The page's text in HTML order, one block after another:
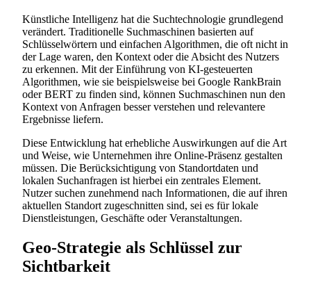
Künstliche Intelligenz hat die Suchtechnologie grundlegend
verändert. Traditionelle Suchmaschinen basierten auf
Schlüsselwörtern und einfachen Algorithmen, die oft nicht in
der Lage waren, den Kontext oder die Absicht des Nutzers
zu erkennen. Mit der Einführung von KI-gesteuerten
Algorithmen, wie sie beispielsweise bei Google RankBrain
oder BERT zu finden sind, können Suchmaschinen nun den
Kontext von Anfragen besser verstehen und relevantere
Ergebnisse liefern.
Diese Entwicklung hat erhebliche Auswirkungen auf die Art
und Weise, wie Unternehmen ihre Online-Präsenz gestalten
müssen. Die Berücksichtigung von Standortdaten und
lokalen Suchanfragen ist hierbei ein zentrales Element.
Nutzer suchen zunehmend nach Informationen, die auf ihren
aktuellen Standort zugeschnitten sind, sei es für lokale
Dienstleistungen, Geschäfte oder Veranstaltungen.
Geo-Strategie als Schlüssel zur
Sichtbarkeit